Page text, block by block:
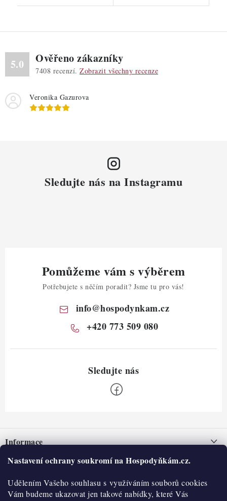
Nastavení ochrany soukromí na Hospodyňkám.cz.
Udělením Vašeho souhlasu s využíváním souborů cookies
Vám budeme ukazovat jen takové nabídky, které Vás
5.0 Ověřeno zákazníky
7408 recenzí. Zobrazit všechny recenze
Veronika Gazurova
Sledujte nás na Instagramu
Pomůžeme vám s výběrem
Potřebujete s něčím poradit? Jsme tu pro vás!
info@hospodynkam.cz
+420 773 509 080
pInformace
Nepřevzetí zásilky na dobírku
Obchodní podmínky
O nás
Historie
O nákupu